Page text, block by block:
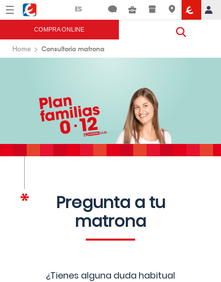
Menú Eroski
COMPRA ONLINE
Home Consultorio matrona
Pregunta a tu
matrona
¿Tienes alguna duda habitual